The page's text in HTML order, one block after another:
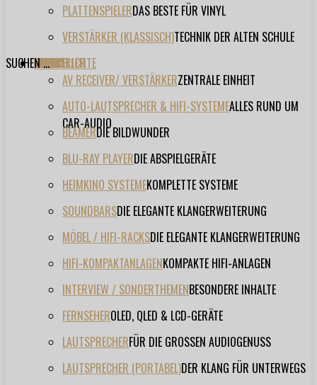
PLATTENSPIELERDAS BESTE FÜR VINYL
VERSTÄRKER (KLASSISCH)TECHNIK DER ALTEN SCHULE
TESTBERICHTE
AV RECEIVER/ VERSTÄRKERZENTRALE EINHEIT
AUTO-LAUTSPRECHER & HIFI-SYSTEMEALLES RUND UM
CAR-AUDIO
BEAMERDIE BILDWUNDER
BLU-RAY PLAYERDIE ABSPIELGERÄTE
HEIMKINO SYSTEMEKOMPLETTE SYSTEME
SOUNDBARSDIE ELEGANTE KLANGERWEITERUNG
MÖBEL / HIFI-RACKSDIE ELEGANTE KLANGERWEITERUNG
HIFI-KOMPAKTANLAGENKOMPAKTE HIFI-ANLAGEN
INTERVIEW / SONDERTHEMENBESONDERE INHALTE
FERNSEHEROLED, QLED & LCD-GERÄTE
LAUTSPRECHERFÜR DIE GROSSEN AUDIOGENUSS
LAUTSPRECHER (PORTABEL)DER KLANG FÜR UNTERWEGS
FORUM
FILME
VIDEOS
HERSTELLER
EVENT
SUCHEN ...